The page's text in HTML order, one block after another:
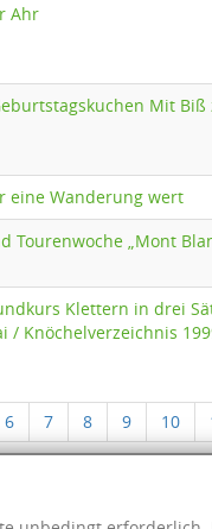
Ahr
Mit Biß
eine Wanderung wert
Tourenwoche „Mont
Klettern in drei
/ Knöchelverzeichnis
6 7 8 9 10